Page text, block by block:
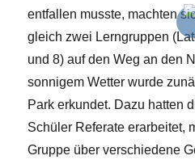
entfallen musste, machten
gleich zwei Lerngruppen
und 8) auf den Weg an den
sonnigem Wetter wurde
Park erkundet. Dazu hatten
Schüler Referate erarbeitet,
Gruppe über verschiedene